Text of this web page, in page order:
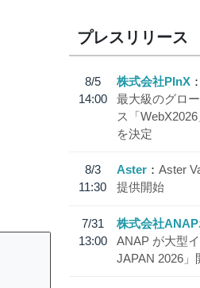
プレスリリース
8/5
14:00
株式会社PlnX
最大級のグロ
ス「
を決定
8/3
11:30
Aster
Aster
提供開始
7/31
13:00
株式会社
ANAP が大型
JAPAN 2026」